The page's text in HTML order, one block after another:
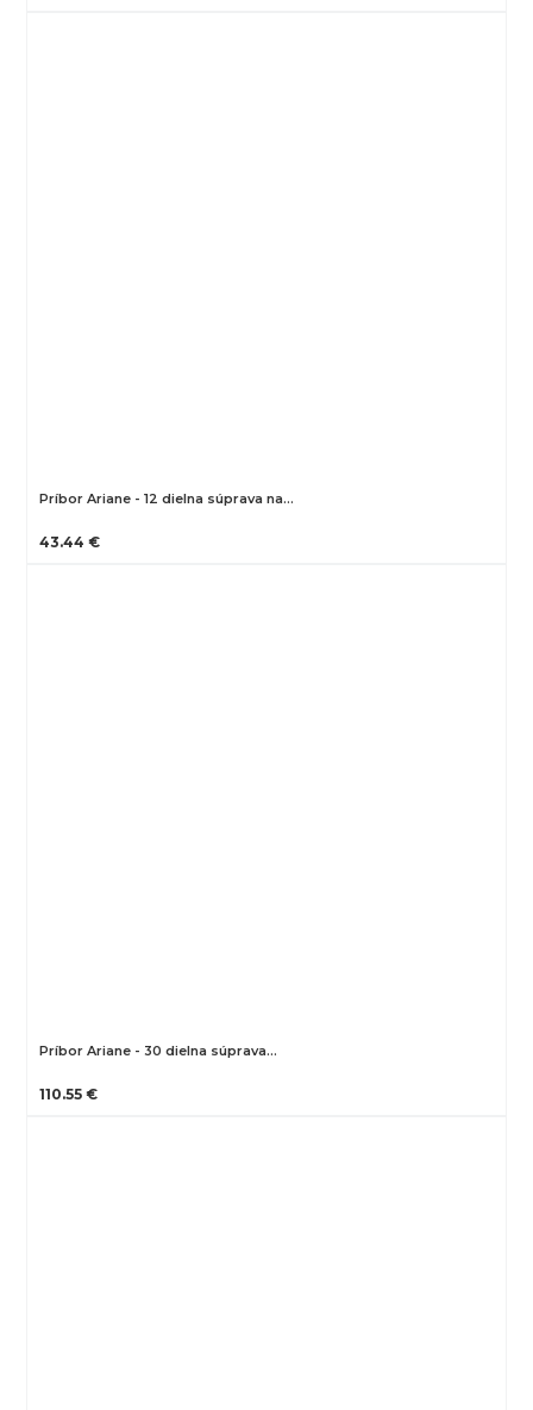
Príbor Ariane - 12 dielna súprava na…
43.44 €
Príbor Ariane - 30 dielna súprava…
110.55 €